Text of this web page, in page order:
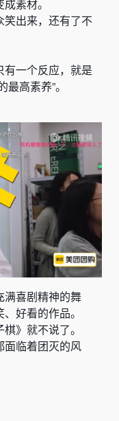
素材。
笑出来，还有了不
一个反应，就是
高素养”。
满喜剧精神的舞
好看的作品。
》就不说了。
面临着团灭的风